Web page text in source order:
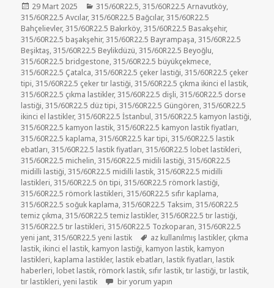
Yayın
tarihi
29 Mart 2025 Kategoriler
315/60R22.5,315/60R22.5 Arnavutköy,
315/60R22.5 Avcılar,315/60R22.5 Bağcılar,315/60R22.5
Bahçelievler,315/60R22.5 Bakırköy,315/60R22.5 Basakşehir,
315/60R22.5 başakşehir,315/60R22.5 Bayrampaşa,315/60R22.5
Beşiktaş,315/60R22.5 Beylikdüzü,315/60R22.5 Beyoğlu,
315/60R22.5 bridgestone,315/60R22.5 büyükçekmece,
315/60R22.5 Çatalca,315/60R22.5 çeker lastiği,315/60R22.5 çeker
tipi,315/60R22.5 çeker tır lastiği,315/60R22.5 çıkma ikinci el lastik,
315/60R22.5 çıkma lastikler,315/60R22.5 dişli,315/60R22.5 dorse
lastiği,315/60R22.5 düz tipi,315/60R22.5 Güngören,315/60R22.5
ikinci el lastikler,315/60R22.5 İstanbul,315/60R22.5 kamyon lastiği,
315/60R22.5 kamyon lastik,315/60R22.5 kamyon lastik fiyatları,
315/60R22.5 kaplama,315/60R22.5 kar tipi,315/60R22.5 lastik
ebatları,315/60R22.5 lastik fiyatları,315/60R22.5 lobet lastikleri,
315/60R22.5 michelin,315/60R22.5 midili lastiği,315/60R22.5
midilli lastiği,315/60R22.5 midilli lastik,315/60R22.5 midilli
lastikleri,315/60R22.5 ön tipi,315/60R22.5 römork lastiği,
315/60R22.5 römork lastikleri,315/60R22.5 sıfır kaplama,
315/60R22.5 soğuk kaplama,315/60R22.5 Taksim,315/60R22.5
temiz çıkma,315/60R22.5 temiz lastikler,315/60R22.5 tır lastiği,
315/60R22.5 tır lastikleri,315/60R22.5 Tozkoparan,315/60R22.5
yeni jant,315/60R22.5 yeni lastik Etiketler
az kullanılmış lastikler, çıkma
lastik, ikinci el lastik, kamyon lastiği, kamyon lastik, kamyon
lastikleri, kaplama lastikler, lastik ebatları, lastik fiyatları, lastik
haberleri, lobet lastik, römork lastik, sıfır lastik,tır lastiği,tır lastik,
tır lastikleri,yeni lastik 315-60R22.5 İKİNCİ EL ÇIKMA LASTİKLER için
bir yorum yapın